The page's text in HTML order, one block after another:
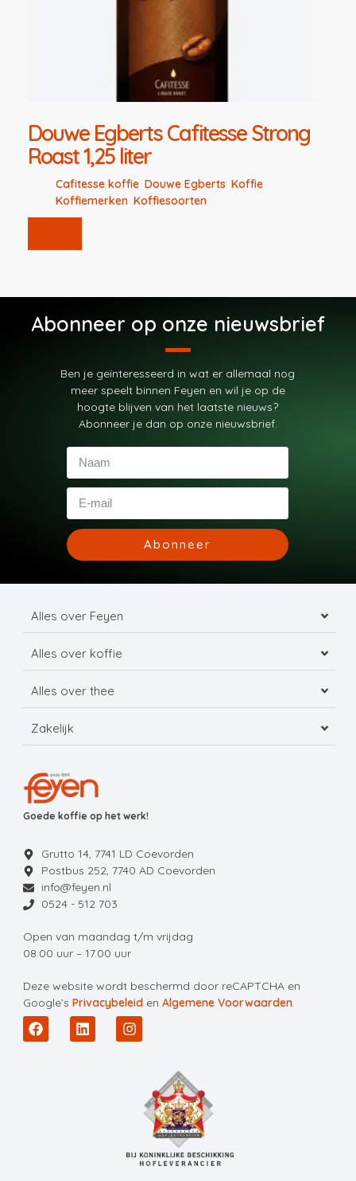
Douwe Egberts Cafitesse Strong
Roast 1,25 liter
Cafitesse koffie Douwe Egberts Koffie
Koffiemerken Koffiesoorten
Abonneer op onze nieuwsbrief
Ben je geïnteresseerd in wat er allemaal nog
meer speelt binnen Feyen en wil je op de
hoogte blijven van het laatste nieuws?
Abonneer je dan op onze nieuwsbrief.
Abonneer
Alles over Feyen
Alles over koffie
Alles over thee
Zakelijk
Goede koffie op het werk!
Grutto 14, 7741 LD Coevorden
Postbus 252, 7740 AD Coevorden
info@feyen.nl
0524 - 512 703
Open van maandag t/m vrijdag
08.00 uur – 17.00 uur
Deze website wordt beschermd door reCAPTCHA en
Google’sPrivacybeleid enAlgemene Voorwaarden.